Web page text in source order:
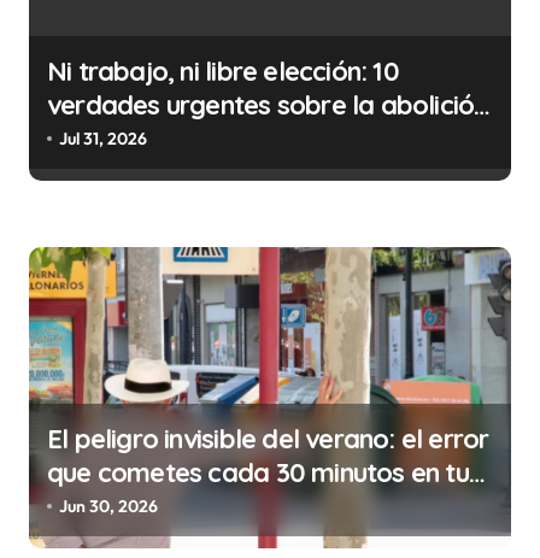
t
a
d
a
s
Ni trabajo, ni libre elección: 10
verdades urgentes sobre la abolición
de la prostitución
Jul 31, 2026
El peligro invisible del verano: el error
que cometes cada 30 minutos en tu
trabajo (y la ilegalidad que te puede
costar la vida)
Jun 30, 2026